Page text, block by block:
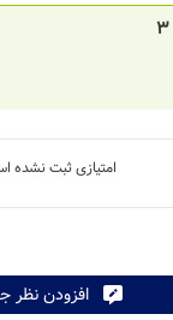
امتیازی ثبت نشده
افزودن نظر